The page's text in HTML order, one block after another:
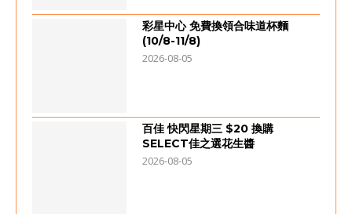
彩星中心 免費換領合味道杯麵
(10/8-11/8)
2026-08-05
百佳 快閃星期三 $20 換購
SELECT佳之選花生醬
2026-08-05